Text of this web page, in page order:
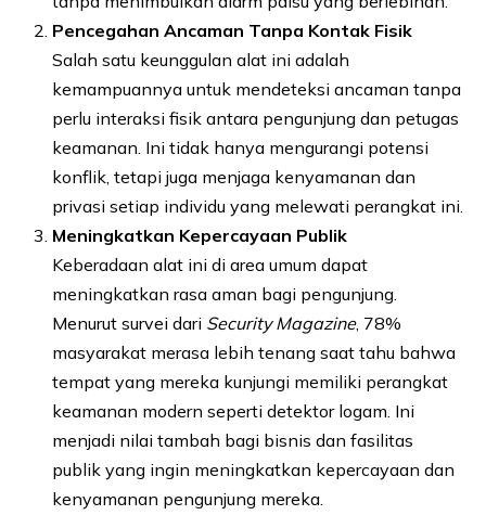
Pencegahan Ancaman Tanpa Kontak Fisik
Salah satu keunggulan alat ini adalah
kemampuannya untuk mendeteksi ancaman tanpa
perlu interaksi fisik antara pengunjung dan petugas
keamanan. Ini tidak hanya mengurangi potensi
konflik, tetapi juga menjaga kenyamanan dan
privasi setiap individu yang melewati perangkat ini.
Meningkatkan Kepercayaan Publik
Keberadaan alat ini di area umum dapat
meningkatkan rasa aman bagi pengunjung.
Menurut survei dari Security Magazine, 78%
masyarakat merasa lebih tenang saat tahu bahwa
tempat yang mereka kunjungi memiliki perangkat
keamanan modern seperti detektor logam. Ini
menjadi nilai tambah bagi bisnis dan fasilitas
publik yang ingin meningkatkan kepercayaan dan
kenyamanan pengunjung mereka.